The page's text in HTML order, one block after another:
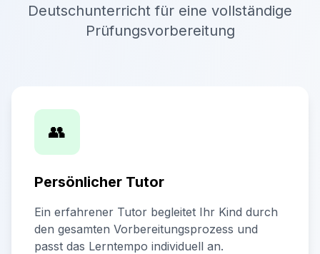
Deutschunterricht für eine vollständige
Prüfungsvorbereitung
👥
Persönlicher Tutor
Ein erfahrener Tutor begleitet Ihr Kind durch
den gesamten Vorbereitungsprozess und
passt das Lerntempo individuell an.